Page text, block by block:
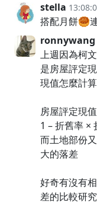
stella
搭配月餅🥮
ronnywang
上週因為柯
是房屋評定
現值怎麼計
房屋評定現
1 – 折舊率 ×
而土地部份
大的落差
好奇有沒有
差的比較研